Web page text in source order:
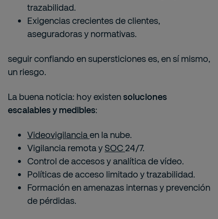
trazabilidad.
Exigencias crecientes de clientes,
aseguradoras y normativas.
seguir confiando en supersticiones es, en sí mismo,
un riesgo.
La buena noticia: hoy existensoluciones
escalables y medibles:
Videovigilanciaen la nube.
Vigilancia remota ySOC 24/7.
Control de accesos y analítica de vídeo.
Políticas de acceso limitado y trazabilidad.
Formación en amenazas internas y prevención
de pérdidas.